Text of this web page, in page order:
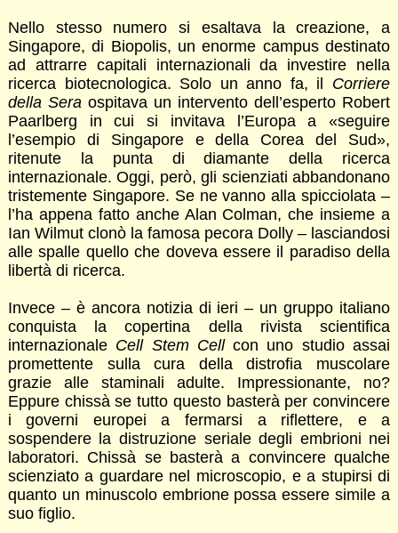
Nello stesso numero si esaltava la creazione, a
Singapore, di Biopolis, un enorme campus destinato
ad attrarre capitali internazionali da investire nella
ricerca biotecnologica. Solo un anno fa, il Corriere
della Sera ospitava un intervento dell’esperto Robert
Paarlberg in cui si invitava l’Europa a «seguire
l’esempio di Singapore e della Corea del Sud»,
ritenute la punta di diamante della ricerca
internazionale. Oggi, però, gli scienziati abbandonano
tristemente Singapore. Se ne vanno alla spicciolata –
l’ha appena fatto anche Alan Colman, che insieme a
Ian Wilmut clonò la famosa pecora Dolly – lasciandosi
alle spalle quello che doveva essere il paradiso della
libertà di ricerca.
Invece – è ancora notizia di ieri – un gruppo italiano
conquista la copertina della rivista scientifica
internazionale Cell Stem Cellcon uno studio assai
promettente sulla cura della distrofia muscolare
grazie alle staminali adulte. Impressionante, no?
Eppure chissà se tutto questo basterà per convincere
i governi europei a fermarsi a riflettere, e a
sospendere la distruzione seriale degli embrioni nei
laboratori. Chissà se basterà a convincere qualche
scienziato a guardare nel microscopio, e a stupirsi di
quanto un minuscolo embrione possa essere simile a
suo figlio.